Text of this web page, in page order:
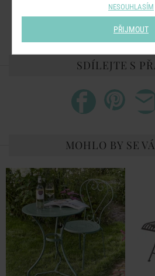
Maximální nosnost
Barva:tm.
SDÍLEJTE S
MOHLO BY SE
NESOUHLASÍM
PŘIJMOUT